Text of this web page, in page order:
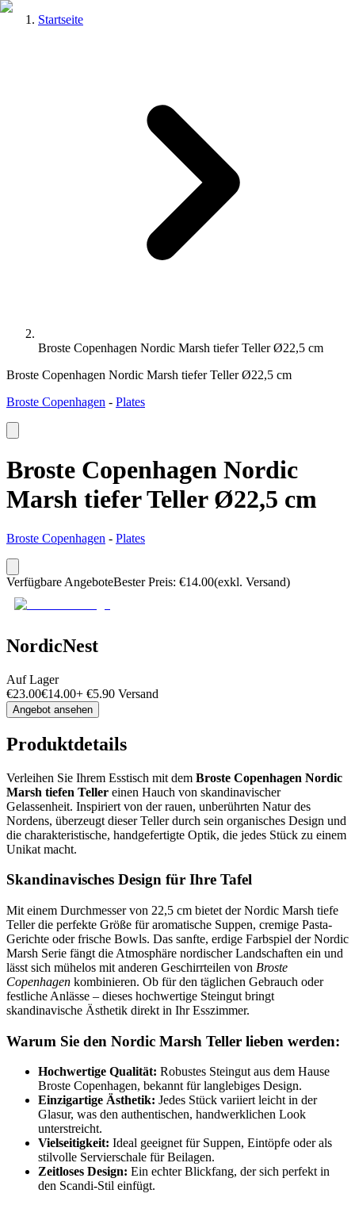
Startseite
Broste Copenhagen Nordic Marsh tiefer Teller Ø22,5 cm
Broste Copenhagen Nordic Marsh tiefer Teller Ø22,5 cm
Broste Copenhagen - Plates
Broste Copenhagen Nordic
Marsh tiefer Teller Ø22,5 cm
Broste Copenhagen - Plates
Verfügbare AngeboteBester Preis: €14.00(exkl. Versand)
NordicNest
Auf Lager
€23.00€14.00+ €5.90 Versand
Angebot ansehen
Produktdetails
Verleihen Sie Ihrem Esstisch mit dem Broste Copenhagen Nordic
Marsh tiefen Teller einen Hauch von skandinavischer
Gelassenheit. Inspiriert von der rauen, unberührten Natur des
Nordens, überzeugt dieser Teller durch sein organisches Design und
die charakteristische, handgefertigte Optik, die jedes Stück zu einem
Unikat macht.
Skandinavisches Design für Ihre Tafel
Mit einem Durchmesser von 22,5 cm bietet der Nordic Marsh tiefe
Teller die perfekte Größe für aromatische Suppen, cremige Pasta-
Gerichte oder frische Bowls. Das sanfte, erdige Farbspiel der Nordic
Marsh Serie fängt die Atmosphäre nordischer Landschaften ein und
lässt sich mühelos mit anderen Geschirrteilen von Broste
Copenhagen kombinieren. Ob für den täglichen Gebrauch oder
festliche Anlässe – dieses hochwertige Steingut bringt
skandinavische Ästhetik direkt in Ihr Esszimmer.
Warum Sie den Nordic Marsh Teller lieben werden:
Hochwertige Qualität: Robustes Steingut aus dem Hause
Broste Copenhagen, bekannt für langlebiges Design.
Einzigartige Ästhetik: Jedes Stück variiert leicht in der
Glasur, was den authentischen, handwerklichen Look
unterstreicht.
Vielseitigkeit: Ideal geeignet für Suppen, Eintöpfe oder als
stilvolle Servierschale für Beilagen.
Zeitloses Design: Ein echter Blickfang, der sich perfekt in
den Scandi-Stil einfügt.